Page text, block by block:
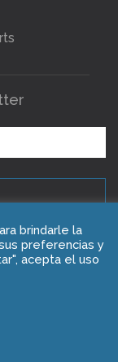
brindarle la
preferencias y
acepta el uso